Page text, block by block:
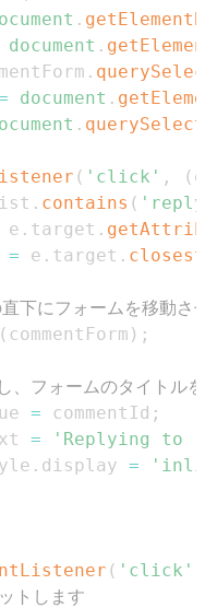
.
document .
.
document .
.
( 'click' , ( e
. contains (
e . target .
= e . target . closest
下にフォームを移動さ
( commentForm ) ;
ォームのタイトルを
= commentId ;
=
'Replying to '
. display =
( 'click'
トします